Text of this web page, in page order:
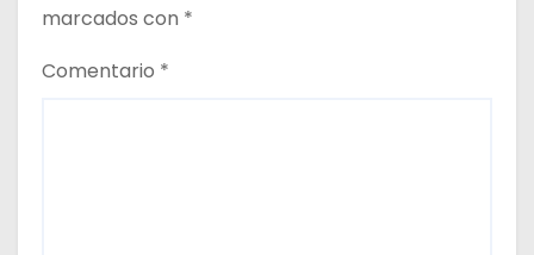
marcados con *
Comentario *